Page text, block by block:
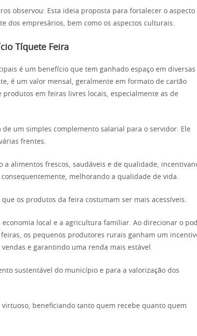
observou: Esta ideia proposta para fortalecer o aspecto
dos empresários, bem como os aspectos culturais.
Tíquete Feira
é um benefício que tem ganhado espaço em diversas
é um valor mensal, geralmente em formato de cartão
em feiras livres locais, especialmente as de
de um simples complemento salarial para o servidor. Ele
frentes.
a alimentos frescos, saudáveis e de qualidade,
melhorando a qualidade de vida.
os produtos da feira costumam ser mais acessíveis.
local e a agricultura familiar. Ao direcionar o
os pequenos produtores rurais ganham um
e garantindo uma renda mais estável.
sustentável do município e para a valorização dos
beneficiando tanto quem recebe quanto quem